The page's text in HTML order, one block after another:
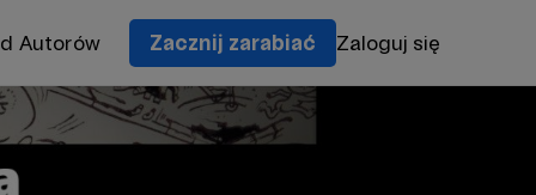
Autorów Zacznij zarabiać Zaloguj się